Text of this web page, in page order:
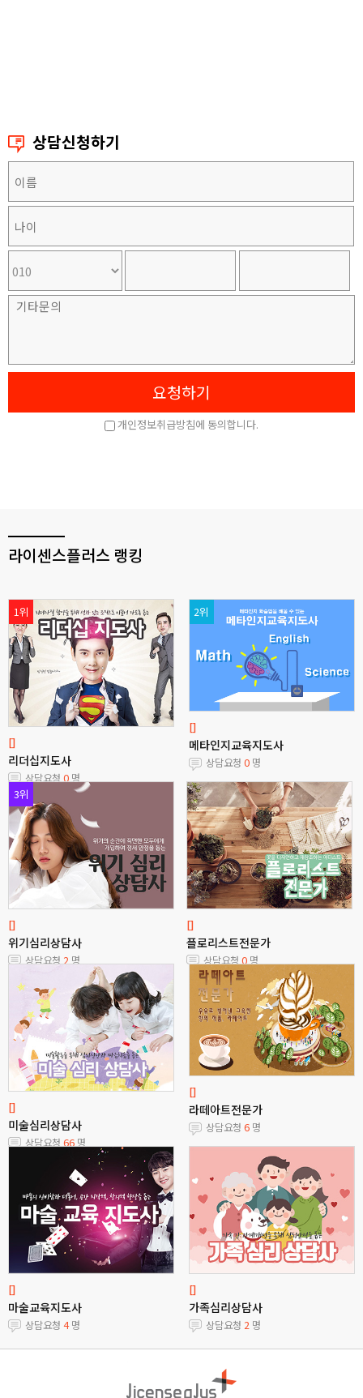
라이센스플러스 랭킹
1위
[]
리더십지도사
상담요청 0 명
2위
[]
메타인지교육지도사
상담요청 0명
3위
[]
위기심리상담사
상담요청 2 명
[]
플로리스트전문가
상담요청 0명
[]
미술심리상담사
상담요청 66 명
[]
라떼아트전문가
상담요청 6명
[]
마술교육지도사
상담요청 4명
[]
가족심리상담사
상담요청 2 명